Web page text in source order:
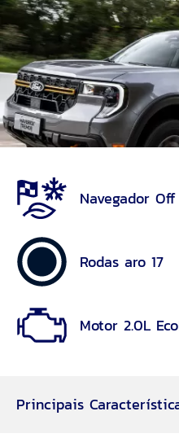
Navegador
Rodas aro 17
Motor 2.0L
Principais